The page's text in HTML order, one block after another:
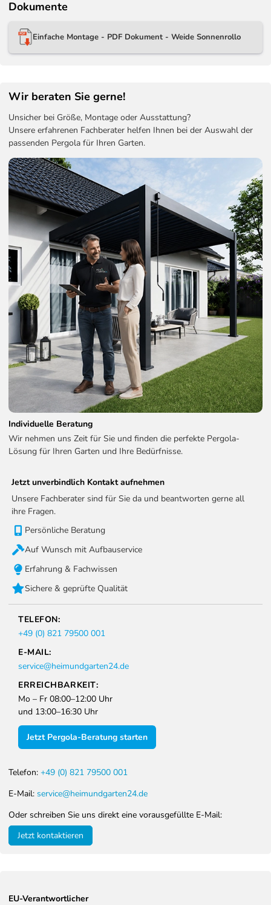
Dokumente
Einfache Montage - PDF Dokument - Weide Sonnenrollo
Wir beraten Sie gerne!
Unsicher bei Größe, Montage oder Ausstattung?
Unsere erfahrenen Fachberater helfen Ihnen bei der Auswahl der
passenden Pergola für Ihren Garten.
Individuelle Beratung
Wir nehmen uns Zeit für Sie und finden die perfekte Pergola-
Lösung für Ihren Garten und Ihre Bedürfnisse.
Jetzt unverbindlich Kontakt aufnehmen
Unsere Fachberater sind für Sie da und beantworten gerne all
ihre Fragen.
Persönliche Beratung
Auf Wunsch mit Aufbauservice
Erfahrung & Fachwissen
Sichere & geprüfte Qualität
TELEFON:
+49 (0) 821 79500 001
E-MAIL:
service@heimundgarten24.de
ERREICHBARKEIT:
Mo – Fr 08:00–12:00 Uhr
und 13:00–16:30 Uhr
Jetzt Pergola-Beratung starten
Telefon: +49 (0) 821 79500 001
E-Mail: service@heimundgarten24.de
Oder schreiben Sie uns direkt eine vorausgefüllte E-Mail:
Jetzt kontaktieren
EU-Verantwortlicher